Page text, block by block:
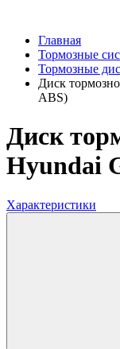
Главная
Тормозные
Тормозные
Диск
ABS)
Диск
Hyundai
Характеристики